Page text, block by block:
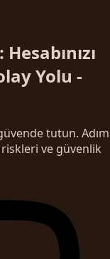
Yolu -
tutun. Adım
ve güvenlik